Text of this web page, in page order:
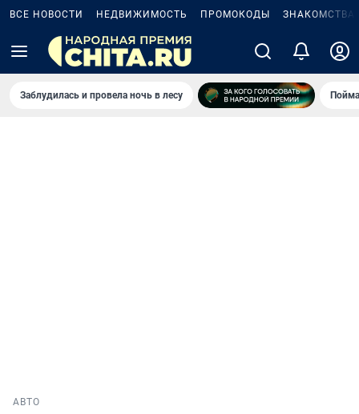
ВСЕ НОВОСТИ НЕДВИЖИМОСТЬ ПРОМОКОДЫ ЗНАКОМСТВА
Заблудилась и провела ночь в лесу
АВТО